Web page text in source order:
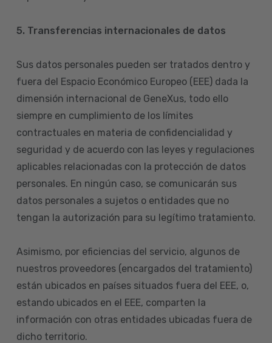
5. Transferencias internacionales de datos
Sus datos personales pueden ser tratados dentro y
fuera del Espacio Económico Europeo (EEE) dada la
dimensión internacional de GeneXus, todo ello
siempre en cumplimiento de los límites
contractuales en materia de confidencialidad y
seguridad y de acuerdo con las leyes y regulaciones
aplicables relacionadas con la protección de datos
personales. En ningún caso, se comunicarán sus
datos personales a sujetos o entidades que no
tengan la autorización para su legítimo tratamiento.
Asimismo, por eficiencias del servicio, algunos de
nuestros proveedores (encargados del tratamiento)
están ubicados en países situados fuera del EEE, o,
estando ubicados en el EEE, comparten la
información con otras entidades ubicadas fuera de
dicho territorio.